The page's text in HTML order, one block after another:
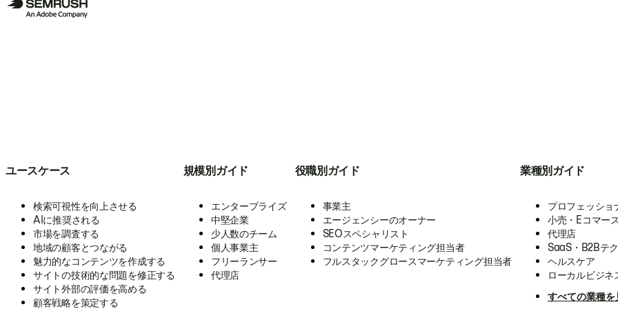
ユースケース
検索可視性を向上させる
AIに推奨される
市場を調査する
地域の顧客とつながる
魅力的なコンテンツを作成する
サイトの技術的な問題を修正する
サイト外部の評価を高める
顧客戦略を策定する
規模別ガイド
エンタープライズ
中堅企業
少人数のチーム
個人事業主
フリーランサー
代理店
役職別ガイド
事業主
エージェンシーのオーナー
SEOスペシャリスト
コンテンツマーケティング担当者
フルスタックグロースマーケティング担当者
業種別ガイド
プロフェッショ
小売・Eコマー
代理店
SaaS・B2Bテ
ヘルスケア
ローカルビジネ
すべての業種を